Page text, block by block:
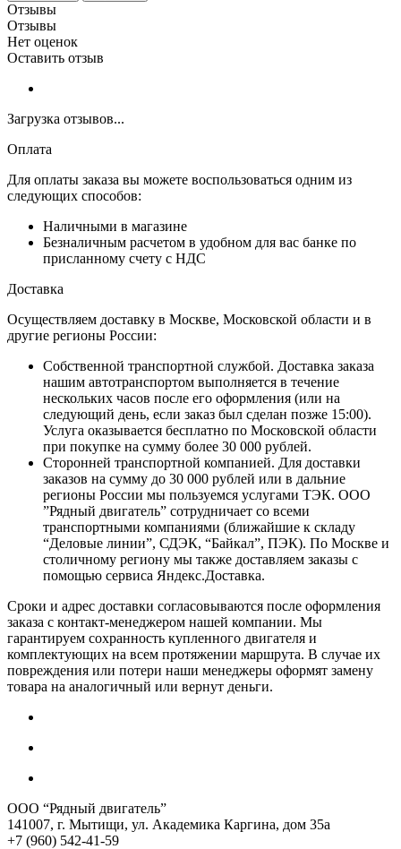
Отзывы
Отзывы
Нет оценок
Оставить отзыв
Загрузка отзывов...
Оплата
Для оплаты заказа вы можете воспользоваться одним из
следующих способов:
Наличными в магазине
Безналичным расчетом в удобном для вас банке по
присланному счету с НДС
Доставка
Осуществляем доставку в Москве, Московской области и в
другие регионы России:
Собственной транспортной службой. Доставка заказа
нашим автотранспортом выполняется в течение
нескольких часов после его оформления (или на
следующий день, если заказ был сделан позже 15:00).
Услуга оказывается бесплатно по Московской области
при покупке на сумму более 30 000 рублей.
Сторонней транспортной компанией. Для доставки
заказов на сумму до 30 000 рублей или в дальние
регионы России мы пользуемся услугами ТЭК. ООО
”Рядный двигатель” сотрудничает со всеми
транспортными компаниями (ближайшие к складу
“Деловые линии”, СДЭК, “Байкал”, ПЭК). По Москве и
столичному региону мы также доставляем заказы с
помощью сервиса Яндекс.Доставка.
Сроки и адрес доставки согласовываются после оформления
заказа с контакт-менеджером нашей компании. Мы
гарантируем сохранность купленного двигателя и
комплектующих на всем протяжении маршрута. В случае их
повреждения или потери наши менеджеры оформят замену
товара на аналогичный или вернут деньги.
ООО “Рядный двигатель”
141007, г. Мытищи, ул. Академика Каргина, дом 35а
+7 (960) 542-41-59